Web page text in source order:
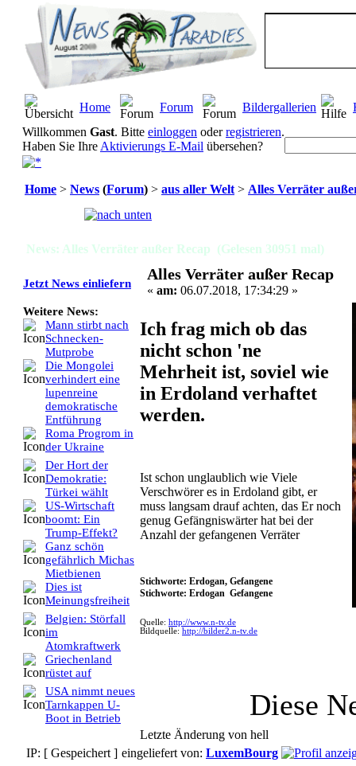
Home Forum Bildergallerien
Willkommen Gast. Bitte einloggen oderregistrieren.
Haben Sie Ihre Aktivierungs E-Mail übersehen?
Home > News (Forum) > aus aller Welt > Alles Verräter
News: Alles Verräter außer Recap (Gelesen 30951 mal)
Jetzt News einliefern
Weitere News:
Mann stirbt nach
Schnecken-
Mutprobe
Die Mongolei
verhindert eine
lupenreine
demokratische
Entführung
Roma Progrom in
der Ukraine
Der Hort der
Demokratie:
Türkei wählt
US-Wirtschaft
boomt: Ein
Trump-Effekt?
Ganz schön
gefährlich Michas
Mietbienen
Dies ist
Meinungsfreiheit
Belgien: Störfall
im
Atomkraftwerk
Griechenland
rüstet auf
USA nimmt neues
Tarnkappen U-
Boot in Betrieb
Alles Verräter außer Recap
« am: 06.07.2018, 17:34:29 »
Ich frag mich ob das
nicht schon 'ne
Mehrheit ist, soviel wie
in Erdoland verhaftet
werden.
Ist schon unglaublich wie Viele
Verschwörer es in Erdoland gibt, er
muss langsam drauf achten, das Er noch
genug Gefängniswärter hat bei der
Anzahl der gefangenen Verräter
Stichworte: Erdogan, Gefangene
Stichworte: Erdogan Gefangene
Quelle: http://www.n-tv.de
Bildquelle: http://bilder2.n-tv.de
Diese
Letzte Änderung von hell
IP: [ Gespeichert ] eingeliefert von: LuxemBourg